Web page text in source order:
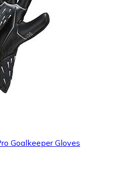
Goalkeeper Gloves